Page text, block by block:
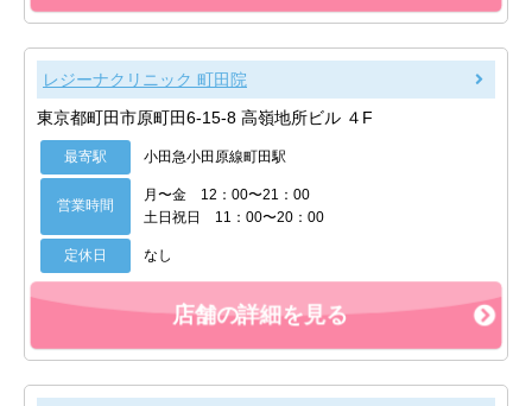
レジーナクリニック 町田院
東京都町田市原町田6-15-8 高嶺地所ビル ４F
最寄駅 小田急小田原線町田駅
営業時間
月〜金 12：00〜21：00
土日祝日 11：00〜20：00
定休日 なし
店舗の詳細を見る